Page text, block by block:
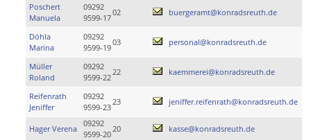
Poschert
Manuela
09292
9599-17
02 buergeramt@konradsreuth.de
Döhla
Marina
09292
9599-19
03 personal@konradsreuth.de
Müller
Roland
09292
9599-22
22 kaemmerei@konradsreuth.de
Reifenrath
Jeniffer
09292
9599-23
23 jeniffer.reifenrath@konradsreuth.de
Hager Verena
09292
9599-20
20 kasse@konradsreuth.de